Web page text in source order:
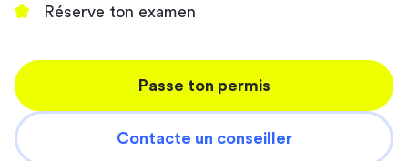
Réserve ton examen
Passe ton permis
Contacte un conseiller